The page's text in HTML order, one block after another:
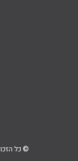
© כל